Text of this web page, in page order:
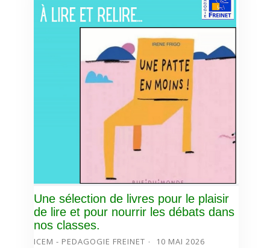
Une sélection de livres pour le plaisir
de lire et pour nourrir les débats dans
nos classes.
ICEM - PEDAGOGIE FREINET 10 MAI 2026